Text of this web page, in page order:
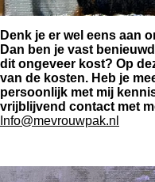
Denk je er wel eens aan
Dan ben je vast
dit ongeveer kost? Op
van de kosten. Heb je
persoonlijk met mij
vrijblijvend contact met
Info@mevrouwpak.nl